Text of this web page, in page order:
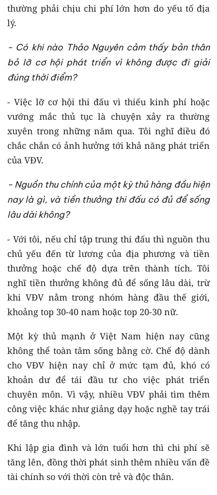
thường phải chịu chi phí lớn hơn do yếu tố địa
lý.
- Có khi nào Thảo Nguyên cảm thấy bản thân
bỏ lỡ cơ hội phát triển vì không được đi giải
đúng thời điểm?
- Việc lỡ cơ hội thi đấu vì thiếu kinh phí hoặc
vướng mắc thủ tục là chuyện xảy ra thường
xuyên trong những năm qua. Tôi nghĩ điều đó
chắc chắn có ảnh hưởng tới khả năng phát triển
của VĐV.
- Nguồn thu chính của một kỳ thủ hàng đầu hiện
nay là gì, và tiền thưởng thi đấu có đủ để sống
lâu dài không?
- Với tôi, nếu chỉ tập trung thi đấu thì nguồn thu
chủ yếu đến từ lương của địa phương và tiền
thưởng hoặc chế độ dựa trên thành tích. Tôi
nghĩ tiền thưởng không đủ để sống lâu dài, trừ
khi VĐV nằm trong nhóm hàng đầu thế giới,
khoảng top 30-40 nam hoặc top 20-30 nữ.
Một kỳ thủ mạnh ở Việt Nam hiện nay cũng
không thể toàn tâm sống bằng cờ. Chế độ dành
cho VĐV hiện nay chỉ ở mức tạm đủ, khó có
khoản dư để tái đầu tư cho việc phát triển
chuyên môn. Vì vậy, nhiều VĐV phải tìm thêm
công việc khác như giảng dạy hoặc nghề tay trái
để tăng thu nhập.
Khi lập gia đình và lớn tuổi hơn thì chi phí sẽ
tăng lên, đồng thời phát sinh thêm nhiều vấn đề
tài chính so với thời còn trẻ và độc thân.